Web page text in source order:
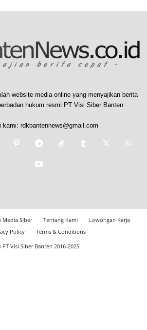
website media online yang menyajikan berita
hukum resmi PT Visi Siber Banten
kami: rdkbantennews@gmail.com
Media Siber Tentang Kami
Lowongan Kerja
Policy
Terms & Conditions
PT Visi Siber Banten 2016-2025